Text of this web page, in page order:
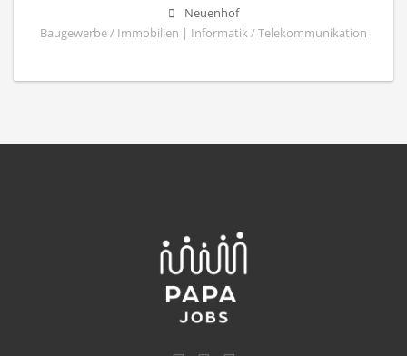
Neuenhof
Baugewerbe / Immobilien | Informatik / Telekommunikation